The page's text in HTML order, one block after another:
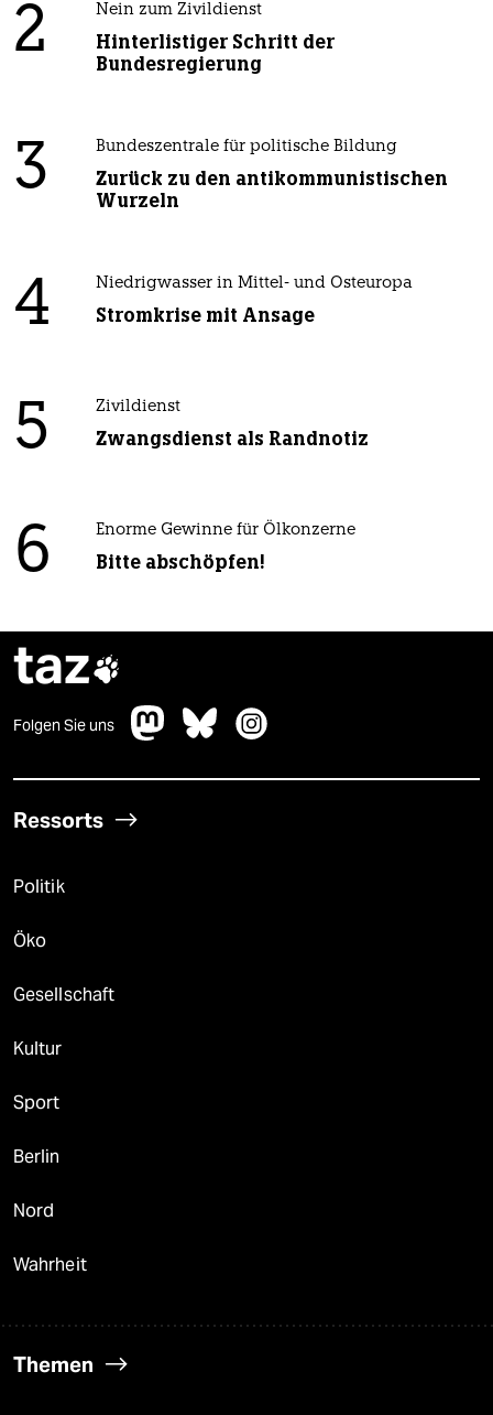
2 Nein zum Zivildienst
Hinterlistiger Schritt der
Bundesregierung
3 Bundeszentrale für politische Bildung
Zurück zu den antikommunistischen
Wurzeln
4 Niedrigwasser in Mittel- und Osteuropa
Stromkrise mit Ansage
5 Zivildienst
Zwangsdienst als Randnotiz
6 Enorme Gewinne für Ölkonzerne
Bitte abschöpfen!
taz
Folgen Sie uns
Ressorts
Politik
Öko
Gesellschaft
Kultur
Sport
Berlin
Nord
Wahrheit
Themen